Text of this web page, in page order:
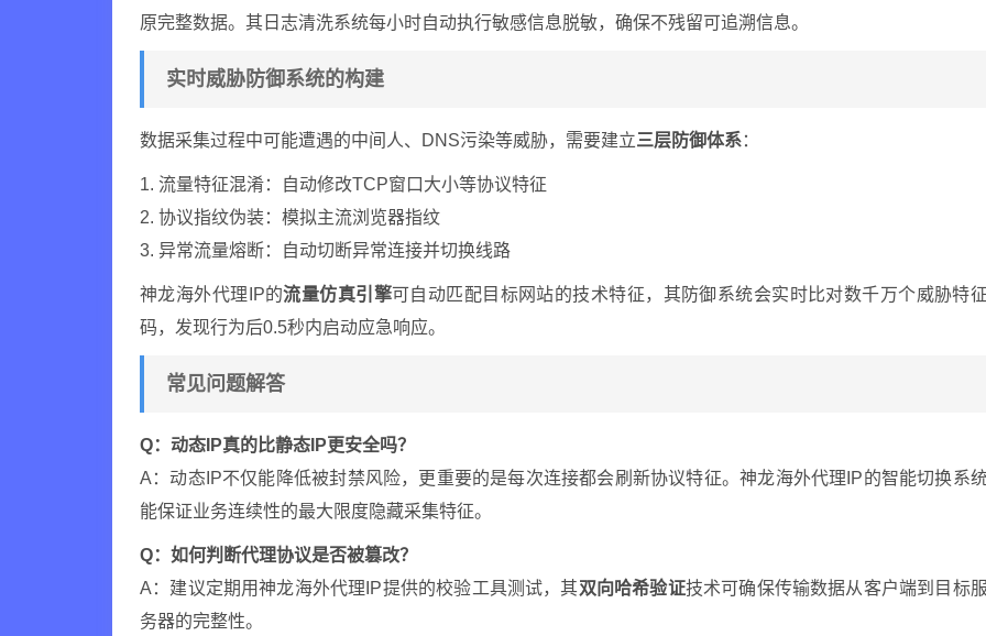
原完整数据。其日志清洗系统每小时自动执行敏感信息脱敏，确保不残留可追溯信息。
实时威胁防御系统的构建
数据采集过程中可能遭遇的中间人、DNS污染等威胁，需要建立三层防御体系：
1. 流量特征混淆：自动修改TCP窗口大小等协议特征
2. 协议指纹伪装：模拟主流浏览器指纹
3. 异常流量熔断：自动切断异常连接并切换线路
神龙海外代理IP的流量仿真引擎可自动匹配目标网站的技术特征，其防御系统会实时比对数千万个威胁特
码，发现行为后0.5秒内启动应急响应。
常见问题解答
Q：动态IP真的比静态IP更安全吗？
A：动态IP不仅能降低被封禁风险，更重要的是每次连接都会刷新协议特征。神龙海外代理IP的智能切换系
能保证业务连续性的最大限度隐藏采集特征。
Q：如何判断代理协议是否被篡改？
A：建议定期用神龙海外代理IP提供的校验工具测试，其双向哈希验证技术可确保传输数据从客户端到目标
务器的完整性。